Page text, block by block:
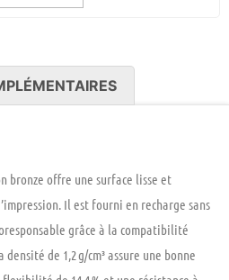
bronze offre une surface lisse et
Il est fourni en recharge sans
grâce à la compatibilité
de 1,2 g/cm³ assure une bonne